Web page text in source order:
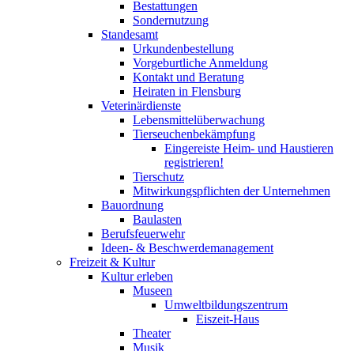
Bestattungen
Sondernutzung
Standesamt
Urkundenbestellung
Vorgeburtliche Anmeldung
Kontakt und Beratung
Heiraten in Flensburg
Veterinärdienste
Lebensmittelüberwachung
Tierseuchenbekämpfung
Eingereiste Heim- und Haustieren
registrieren!
Tierschutz
Mitwirkungspflichten der Unternehmen
Bauordnung
Baulasten
Berufsfeuerwehr
Ideen- & Beschwerdemanagement
Freizeit & Kultur
Kultur erleben
Museen
Umweltbildungszentrum
Eiszeit-Haus
Theater
Musik